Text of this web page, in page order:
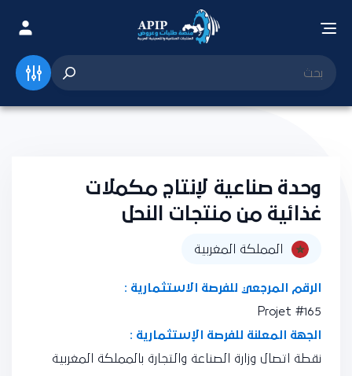
وحدة صناعية لإنتاج مكملات
غذائية من منتجات النحل
المملكة المغربية
الرقم المرجعي للفرصة الاستثمارية :
Projet #165
الجهة المعلنة للفرصة الإستثمارية :
نقطة اتصال وزارة الصناعة والتجارة بالمملكة المغربية